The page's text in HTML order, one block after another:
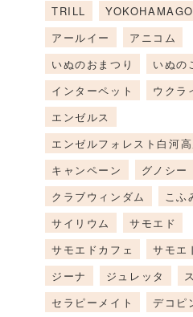
TRILL
アールイー
アニコム
いぬのおまつり
いぬの
インターペット
ウクラ
エンゼルス
エンゼルフォレスト白河
キャンペーン
グノシー
クラブウィンダム
こふ
サイリウム
サモエド
サモエドカフェ
サモエ
ジーナ
ジュレッタ
セラピーメイト
デコピ